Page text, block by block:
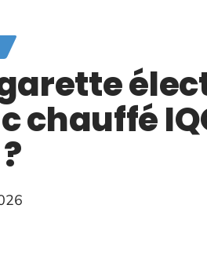
chauffé